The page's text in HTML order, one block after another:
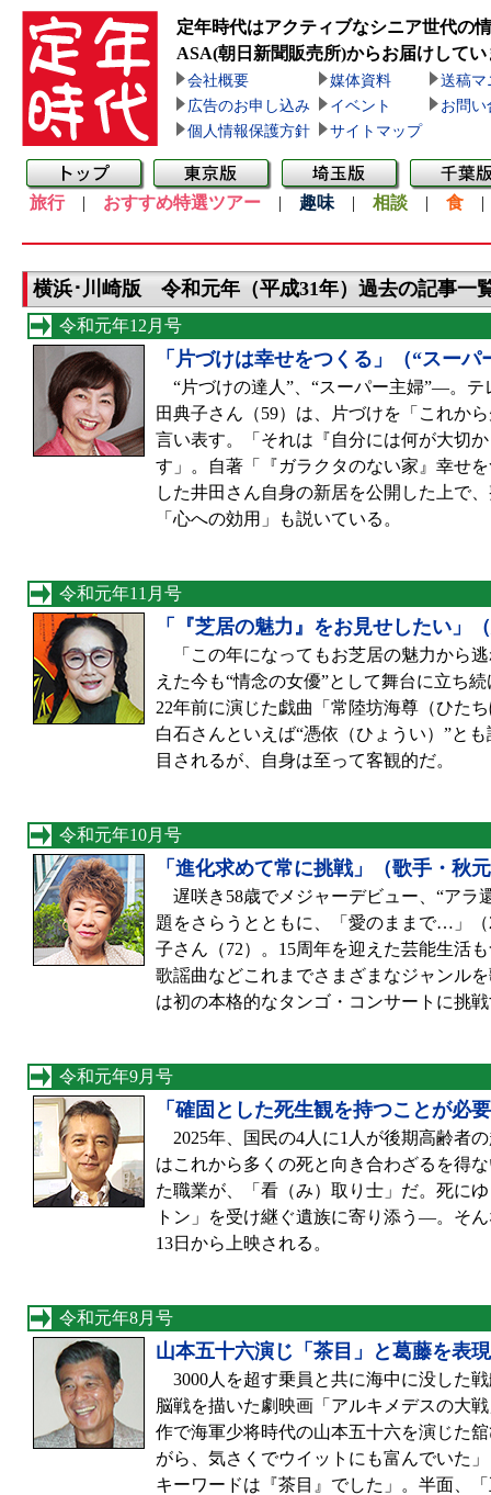
定年時代はアクティブなシニア世代の
ASA(朝日新聞販売所)からお届けしてい
会社概要 媒体資料
送稿マ
広告のお申し込み
イベント
お問い
個人情報保護方針
サイトマップ
旅行| おすすめ特選ツアー | 趣味 | 相談 | 食
横浜･川崎版 令和元年（平成31年）過去の記事一
令和元年12月号
「片づけは幸せをつくる」（“スー
“片づけの達人”、“スーパー主婦”—。テ
田典子さん（59）は、片づけを「これか
言い表す。「それは『自分には何が大切
す」。自著「『ガラクタのない家』幸せ
した井田さん自身の新居を公開した上で
「心への効用」も説いている。
令和元年11月号
「『芝居の魅力』をお見せしたい」
「この年になってもお芝居の魅力から
えた今も“情念の女優”として舞台に立ち
22年前に演じた戯曲「常陸坊海尊（ひた
白石さんといえば“憑依（ひょうい）”と
目されるが、自身は至って客観的だ。
令和元年10月号
「進化求めて常に挑戦」（歌手・秋
遅咲き58歳でメジャーデビュー、“アラ
題をさらうとともに、「愛のままで…」
子さん（72）。15周年を迎えた芸能生活
歌謡曲などこれまでさまざまなジャンル
は初の本格的なタンゴ・コンサートに挑
令和元年9月号
「確固とした死生観を持つことが必
2025年、国民の4人に1人が後期高齢者
はこれから多くの死と向き合わざるを得
た職業が、「看（み）取り士」だ。死に
トン」を受け継ぐ遺族に寄り添う—。そ
13日から上映される。
令和元年8月号
山本五十六演じ「茶目」と葛藤を表
3000人を超す乗員と共に海中に没した
脳戦を描いた劇映画「アルキメデスの大
作で海軍少将時代の山本五十六を演じた
がら、気さくでウイットにも富んでいた
キーワードは『茶目』でした」。半面、